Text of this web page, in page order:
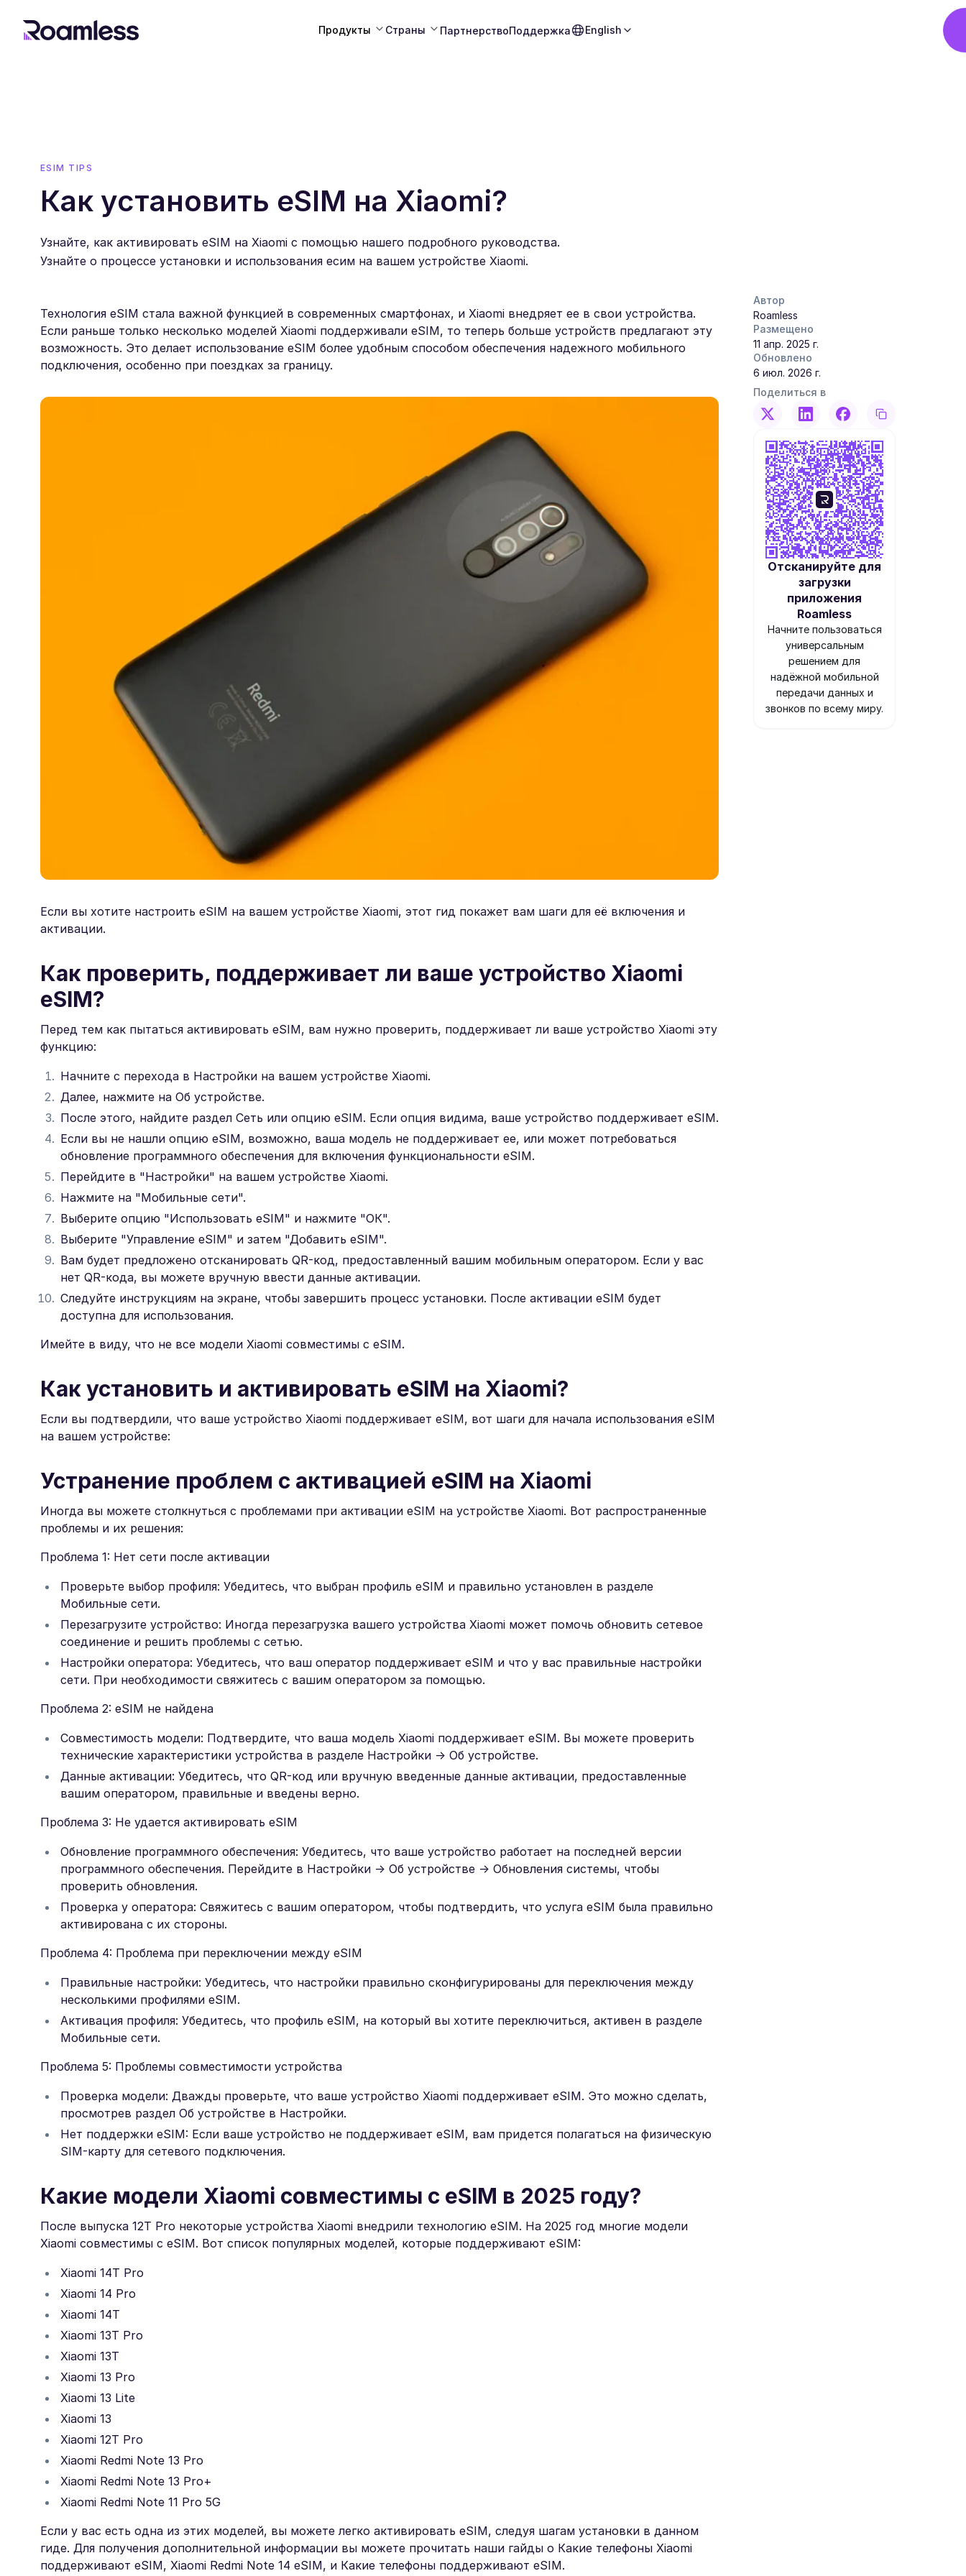
Продукты Страны ПартнерствоПоддержка English
ESIM TIPS
Как установить eSIM на Xiaomi?
Узнайте, как активировать eSIM на Xiaomi с помощью нашего подробного руководства.
Узнайте о процессе установки и использования есим на вашем устройстве Xiaomi.
Технология eSIM стала важной функцией в современных смартфонах, и Xiaomi внедряет ее в свои устройства.
Если раньше только несколько моделей Xiaomi поддерживали eSIM, то теперь больше устройств предлагают эту
возможность. Это делает использование eSIM более удобным способом обеспечения надежного мобильного
подключения, особенно при поездках за границу.
Если вы хотите настроить eSIM на вашем устройстве Xiaomi, этот гид покажет вам шаги для её включения и
активации.
Как проверить, поддерживает ли ваше устройство Xiaomi
eSIM?
Перед тем как пытаться активировать eSIM, вам нужно проверить, поддерживает ли ваше устройство Xiaomi эту
функцию:
Начните с перехода в Настройки на вашем устройстве Xiaomi.
Далее, нажмите на Об устройстве.
После этого, найдите раздел Сеть или опцию eSIM. Если опция видима, ваше устройство поддерживает eSIM.
Если вы не нашли опцию eSIM, возможно, ваша модель не поддерживает ее, или может потребоваться
обновление программного обеспечения для включения функциональности eSIM.
Перейдите в "Настройки" на вашем устройстве Xiaomi.
Нажмите на "Мобильные сети".
Выберите опцию "Использовать eSIM" и нажмите "ОК".
Выберите "Управление eSIM" и затем "Добавить eSIM".
Вам будет предложено отсканировать QR-код, предоставленный вашим мобильным оператором. Если у вас
нет QR-кода, вы можете вручную ввести данные активации.
Следуйте инструкциям на экране, чтобы завершить процесс установки. После активации eSIM будет
доступна для использования.
Имейте в виду, что не все модели Xiaomi совместимы с eSIM.
Как установить и активировать eSIM на Xiaomi?
Если вы подтвердили, что ваше устройство Xiaomi поддерживает eSIM, вот шаги для начала использования eSIM
на вашем устройстве:
Устранение проблем с активацией eSIM на Xiaomi
Иногда вы можете столкнуться с проблемами при активации eSIM на устройстве Xiaomi. Вот распространенные
проблемы и их решения:
Проблема 1: Нет сети после активации
Проверьте выбор профиля: Убедитесь, что выбран профиль eSIM и правильно установлен в разделе
Мобильные сети.
Перезагрузите устройство: Иногда перезагрузка вашего устройства Xiaomi может помочь обновить сетевое
соединение и решить проблемы с сетью.
Настройки оператора: Убедитесь, что ваш оператор поддерживает eSIM и что у вас правильные настройки
сети. При необходимости свяжитесь с вашим оператором за помощью.
Проблема 2: eSIM не найдена
Совместимость модели: Подтвердите, что ваша модель Xiaomi поддерживает eSIM. Вы можете проверить
технические характеристики устройства в разделе Настройки → Об устройстве.
Данные активации: Убедитесь, что QR-код или вручную введенные данные активации, предоставленные
вашим оператором, правильные и введены верно.
Проблема 3: Не удается активировать eSIM
Обновление программного обеспечения: Убедитесь, что ваше устройство работает на последней версии
программного обеспечения. Перейдите в Настройки → Об устройстве → Обновления системы, чтобы
проверить обновления.
Проверка у оператора: Свяжитесь с вашим оператором, чтобы подтвердить, что услуга eSIM была правильно
активирована с их стороны.
Проблема 4: Проблема при переключении между eSIM
Правильные настройки: Убедитесь, что настройки правильно сконфигурированы для переключения между
несколькими профилями eSIM.
Активация профиля: Убедитесь, что профиль eSIM, на который вы хотите переключиться, активен в разделе
Мобильные сети.
Проблема 5: Проблемы совместимости устройства
Проверка модели: Дважды проверьте, что ваше устройство Xiaomi поддерживает eSIM. Это можно сделать,
просмотрев раздел Об устройстве в Настройки.
Нет поддержки eSIM: Если ваше устройство не поддерживает eSIM, вам придется полагаться на физическую
SIM-карту для сетевого подключения.
Какие модели Xiaomi совместимы с eSIM в 2025 году?
После выпуска 12T Pro некоторые устройства Xiaomi внедрили технологию eSIM. На 2025 год многие модели
Xiaomi совместимы с eSIM. Вот список популярных моделей, которые поддерживают eSIM:
Xiaomi 14T Pro
Xiaomi 14 Pro
Xiaomi 14T
Xiaomi 13T Pro
Xiaomi 13T
Xiaomi 13 Pro
Xiaomi 13 Lite
Xiaomi 13
Xiaomi 12T Pro
Xiaomi Redmi Note 13 Pro
Xiaomi Redmi Note 13 Pro+
Xiaomi Redmi Note 11 Pro 5G
Если у вас есть одна из этих моделей, вы можете легко активировать eSIM, следуя шагам установки в данном
гидe. Для получения дополнительной информации вы можете прочитать наши гайды о Какие телефоны Xiaomi
поддерживают eSIM, Xiaomi Redmi Note 14 eSIM, и Какие телефоны поддерживают eSIM.
Автор
Roamless
Размещено
11 апр. 2025 г.
Обновлено
6 июл. 2026 г.
Поделиться в
Отсканируйте для
загрузки
приложения
Roamless
Начните пользоваться
универсальным
решением для
надёжной мобильной
передачи данных и
звонков по всему миру.